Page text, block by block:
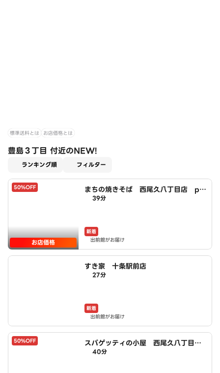
標準送料とは お店価格とは
豊島３丁目 付近のNEW!
ランキング順 フィルター
50%OFF
お店価格
まちの焼きそば 西尾久八丁目店 po
wered by LAWSON
39分
新着
出前館がお届け
すき家 十条駅前店
27分
新着
出前館がお届け
50%OFF
スパゲッティの小屋 西尾久八丁目
店 powered by LAWSON
40分